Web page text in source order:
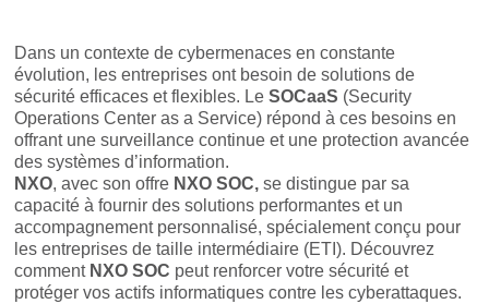
Dans un contexte de cybermenaces en constante
évolution, les entreprises ont besoin de solutions de
sécurité efficaces et flexibles. Le SOCaaS (Security
Operations Center as a Service) répond à ces besoins en
offrant une surveillance continue et une protection avancée
des systèmes d’information.
NXO, avec son offre NXO SOC, se distingue par sa
capacité à fournir des solutions performantes et un
accompagnement personnalisé, spécialement conçu pour
les entreprises de taille intermédiaire (ETI). Découvrez
comment NXO SOC peut renforcer votre sécurité et
protéger vos actifs informatiques contre les cyberattaques.